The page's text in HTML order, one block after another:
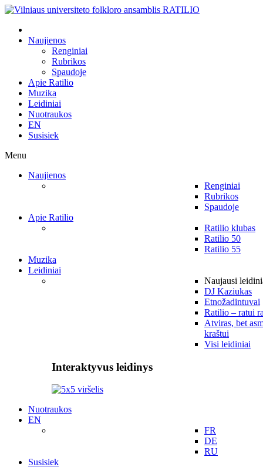
Naujienos
Renginiai
Rubrikos
Spaudoje
Apie Ratilio
Muzika
Leidiniai
Nuotraukos
EN
Susisiek
Menu
Naujienos
Renginiai
Rubrikos
Spaudoje
Apie Ratilio
Ratilio klubas
Ratilio 50
Ratilio 55
Muzika
Leidiniai
Naujausi
DJ Kaziukas
Etnožadintuvai
Ratilio – ratui
Atviras, bet
kraštui
Visi leidiniai
Interaktyvus leidinys
Nuotraukos
EN
FR
DE
RU
Susisiek